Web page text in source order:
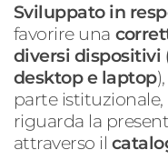
Sviluppato in
favorire una
diversi dispositivi
desktop e laptop
parte
riguarda la
attraverso il